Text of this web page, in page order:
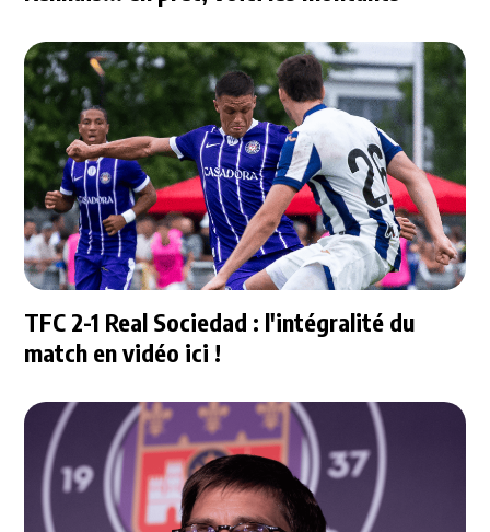
TFC 2-1 Real Sociedad : l'intégralité du
match en vidéo ici !